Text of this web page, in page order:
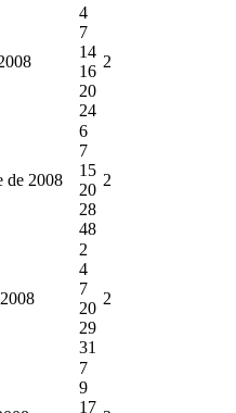
4
7
14
16
20
24
2
de 2008
6
7
15
20
28
48
2
2
4
7
20
29
31
2
7
9
17